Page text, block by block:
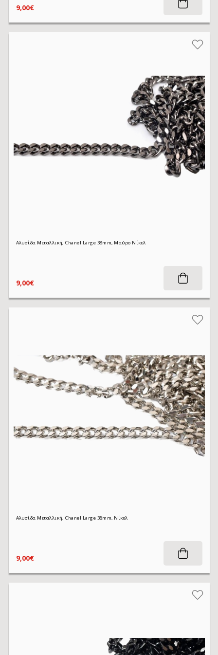
9,00€
Αλυσίδα Μεταλλική, Chanel Large 38mm, Μαύρο Νίκελ
9,00€
Αλυσίδα Μεταλλική, Chanel Large 38mm, Νίκελ
9,00€